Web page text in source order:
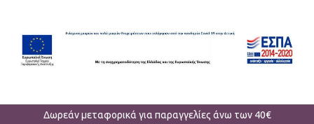
Δωρεάν μεταφορικά για παραγγελίες άνω των 40€